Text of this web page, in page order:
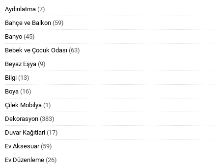
Aydınlatma (7)
Bahçe ve Balkon (59)
Banyo (45)
Bebek ve Çocuk Odası (63)
Beyaz Eşya (9)
Bilgi (13)
Boya (16)
Çilek Mobilya (1)
Dekorasyon (383)
Duvar Kağıtlari (17)
Ev Aksesuar(59)
Ev Düzenleme (26)